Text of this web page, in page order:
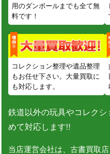
用のダンボールまでも全て無
料です！
コレクション整理や遺品整理
もお任せ下さい。大量買取に
も対応します。
鉄道以外の玩具やコレク
めて対応します!!
当店運営会社は、古書買取